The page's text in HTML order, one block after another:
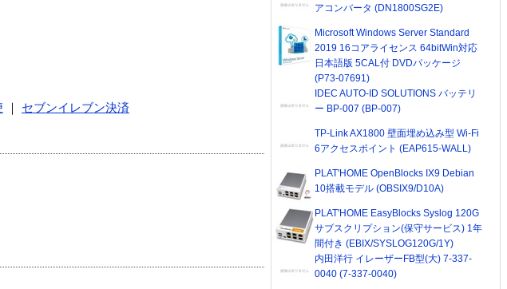
セブンイレブン決済
アコンバータ (DN1800SG2E)
Microsoft Windows Server Standard
2019 16コアライセンス 64bitWin対応
日本語版 5CAL付 DVDパッケージ
(P73-07691)
IDEC AUTO-ID SOLUTIONS バッテリ
ー BP-007 (BP-007)
TP-Link AX1800 壁面埋め込み型 Wi-Fi
6アクセスポイント (EAP615-WALL)
PLAT'HOME OpenBlocks IX9 Debian
10搭載モデル (OBSIX9/D10A)
PLAT'HOME EasyBlocks Syslog 120G
サブスクリプション(保守サービス) 1年
間付き (EBIX/SYSLOG120G/1Y)
内田洋行 イレーザーFB型(大) 7-337-
0040 (7-337-0040)